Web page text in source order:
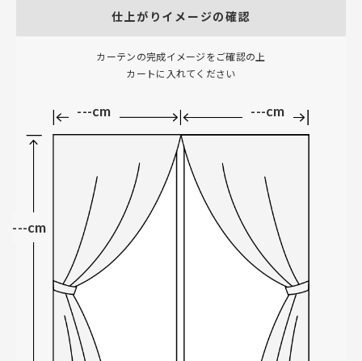
仕上がりイメージの確認
カーテンの完成イメージをご確認の上
カートに入れてください
---cm ---cm
---cm